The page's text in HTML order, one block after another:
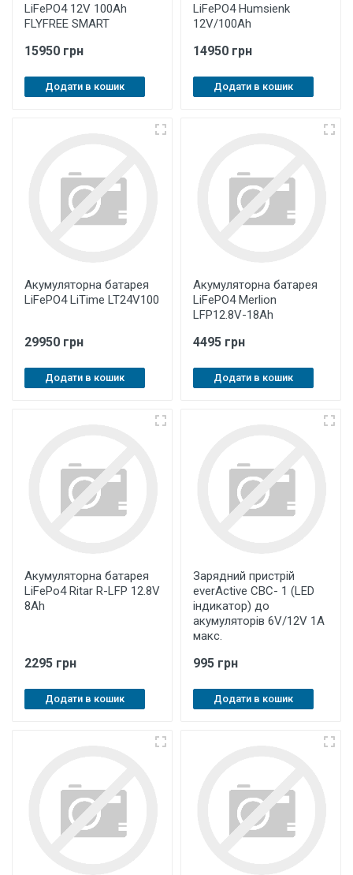
LiFePO4 12V 100Ah
FLYFREE SMART
15950 грн
Додати в кошик
LiFePO4 Humsienk
12V/100Ah
14950 грн
Додати в кошик
Акумуляторна батарея
LiFePO4 LiTime LT24V100
29950 грн
Додати в кошик
Акумуляторна батарея
LiFePO4 Merlion
LFP12.8V-18Ah
4495 грн
Додати в кошик
Акумуляторна батарея
LiFePo4 Ritar R-LFP 12.8V
8Ah
2295 грн
Додати в кошик
Зарядний пристрій
everActive CBC- 1 (LED
індикатор) до
акумуляторів 6V/12V 1А
макс.
995 грн
Додати в кошик